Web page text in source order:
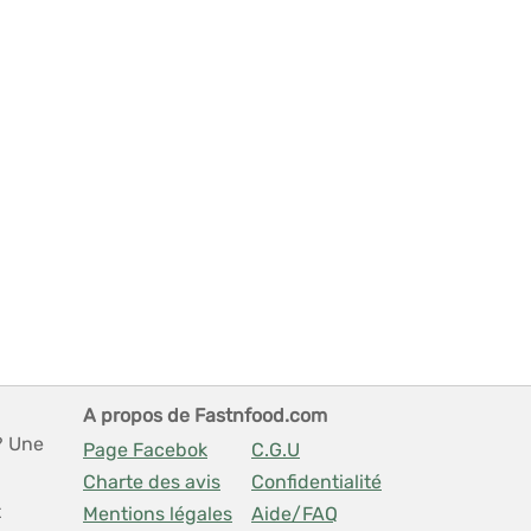
Une
A propos de Fastnfood.com
Page Facebok
C.G.U
Charte des avis
Confidentialité
Mentions légales
Aide/FAQ